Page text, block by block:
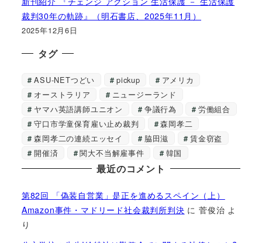
裁判30年の軌跡』（明石書店、2025年11月）
2025年12月6日
タグ
ASU-NETつどい pickup
アメリカ
オーストラリア
ニュージーランド
ヤマハ英語講師ユニオン
争議行為
労働組合
守口市学童保育雇い止め裁判
森岡孝二
森岡孝二の連続エッセイ
脇田滋
賃金窃盗
開催済
関大不当解雇事件 韓国
最近のコメント
第82回 「偽装自営業」是正を進めるスペイン（上）
Amazon事件・マドリード社会裁判所判決 に菅俊治 よ
り